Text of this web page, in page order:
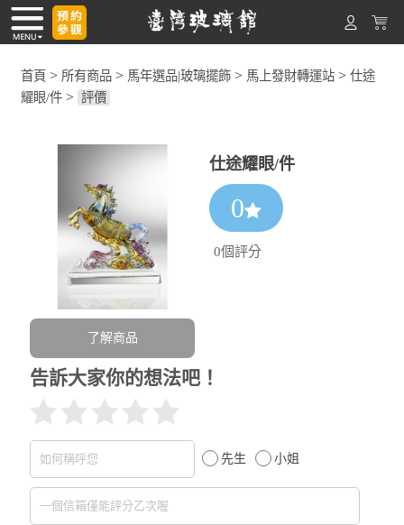
首頁 > 所有商品 > 馬年選品|玻璃擺飾 > 馬上發財轉運站 >仕途
耀眼/件 > 評價
仕途耀眼/件
0
0個評分
了解商品
告訴大家你的想法吧！
先生 小姐